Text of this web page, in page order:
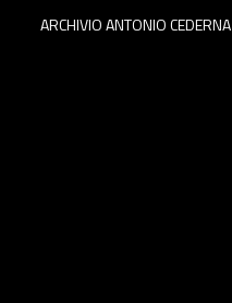
ARCHIVIO ANTONIO CEDERNA